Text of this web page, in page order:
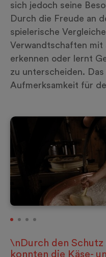
sich jedoch seine
Durch die Freude an
spielerische
Verwandtschaften mit
erkennen oder lernt
zu unterscheiden.
Aufmerksamkeit für
\nDurch den Schutz
konnten die Käse-